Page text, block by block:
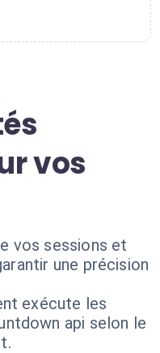
vos
vos sessions et
une précision
exécute les
api selon le